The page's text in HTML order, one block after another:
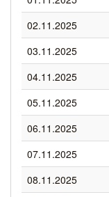
02.11.2025
03.11.2025
04.11.2025
05.11.2025
06.11.2025
07.11.2025
08.11.2025